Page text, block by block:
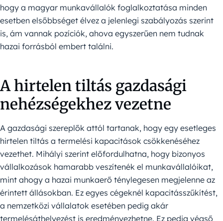
hogy a magyar munkavállalók foglalkoztatása minden
esetben elsőbbséget élvez a jelenlegi szabályozás szerint
is, ám vannak pozíciók, ahova egyszerűen nem tudnak
hazai forrásból embert találni.
A hirtelen tiltás gazdasági
nehézségekhez vezetne
A gazdasági szereplők attól tartanak, hogy egy esetleges
hirtelen tiltás a termelési kapacitások csökkenéséhez
vezethet. Mihályi szerint előfordulhatna, hogy bizonyos
vállalkozások hamarabb veszítenék el munkavállalóikat,
mint ahogy a hazai munkaerő ténylegesen megjelenne az
érintett állásokban. Ez egyes cégeknél kapacitásszűkítést,
a nemzetközi vállalatok esetében pedig akár
termelésáthelyezést is eredményezhetne. Ez pedig végső